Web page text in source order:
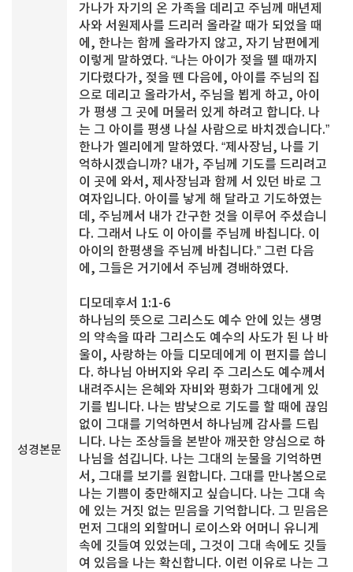
성경본문
가나가 자기의 온 가족을 데리고 주님께 매년제
사와 서원제사를 드리러 올라갈 때가 되었을 때
에, 한나는 함께 올라가지 않고, 자기 남편에게
이렇게 말하였다. “나는 아이가 젖을 뗄 때까지
기다렸다가, 젖을 뗀 다음에, 아이를 주님의 집
으로 데리고 올라가서, 주님을 뵙게 하고, 아이
가 평생 그 곳에 머물러 있게 하려고 합니다. 나
는 그 아이를 평생 나실 사람으로 바치겠습니다.”
한나가 엘리에게 말하였다. “제사장님, 나를 기
억하시겠습니까? 내가, 주님께 기도를 드리려고
이 곳에 와서, 제사장님과 함께 서 있던 바로 그
여자입니다. 아이를 낳게 해 달라고 기도하였는
데, 주님께서 내가 간구한 것을 이루어 주셨습니
다. 그래서 나도 이 아이를 주님께 바칩니다. 이
아이의 한평생을 주님께 바칩니다.” 그런 다음
에, 그들은 거기에서 주님께 경배하였다.
디모데후서 1:1-6
하나님의 뜻으로 그리스도 예수 안에 있는 생명
의 약속을 따라 그리스도 예수의 사도가 된 나 바
울이, 사랑하는 아들 디모데에게 이 편지를 씁니
다. 하나님 아버지와 우리 주 그리스도 예수께서
내려주시는 은혜와 자비와 평화가 그대에게 있
기를 빕니다. 나는 밤낮으로 기도를 할 때에 끊임
없이 그대를 기억하면서 하나님께 감사를 드립
니다. 나는 조상들을 본받아 깨끗한 양심으로 하
나님을 섬깁니다. 나는 그대의 눈물을 기억하면
서, 그대를 보기를 원합니다. 그대를 만나봄으로
나는 기쁨이 충만해지고 싶습니다. 나는 그대 속
에 있는 거짓 없는 믿음을 기억합니다. 그 믿음은
먼저 그대의 외할머니 로이스와 어머니 유니게
속에 깃들여 있었는데, 그것이 그대 속에도 깃들
여 있음을 나는 확신합니다. 이런 이유로 나는 그